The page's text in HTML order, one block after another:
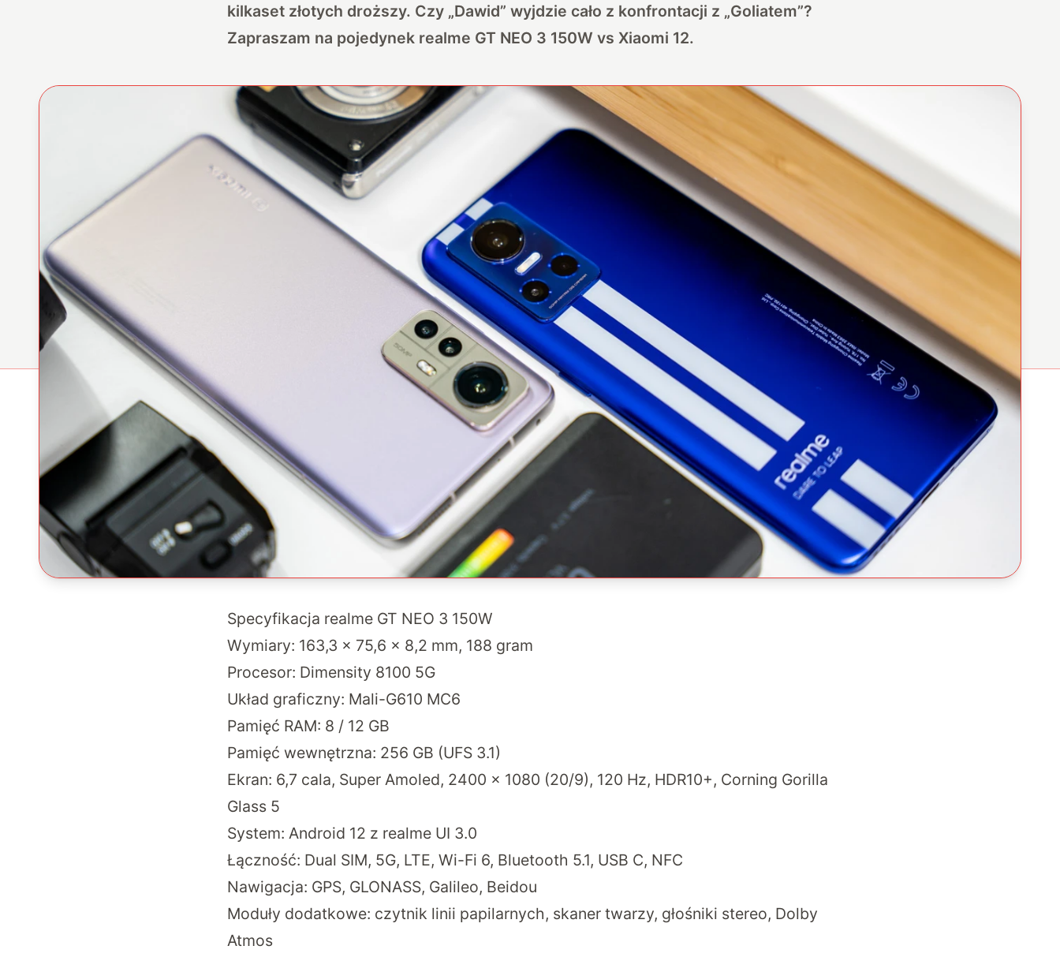
kilkaset złotych droższy. Czy „Dawid” wyjdzie cało z konfrontacji z „Goliatem”?
Zapraszam na pojedynek realme GT NEO 3 150W vs Xiaomi 12.
Specyfikacja realme GT NEO 3 150W
Wymiary: 163,3 × 75,6 × 8,2 mm, 188 gram
Procesor: Dimensity 8100 5G
Układ graficzny: Mali-G610 MC6
Pamięć RAM: 8 / 12 GB
Pamięć wewnętrzna: 256 GB (UFS 3.1)
Ekran: 6,7 cala, Super Amoled, 2400 x 1080 (20/9), 120 Hz, HDR10+, Corning Gorilla
Glass 5
System: Android 12 z realme UI 3.0
Łączność: Dual SIM, 5G, LTE, Wi-Fi 6, Bluetooth 5.1, USB C, NFC
Nawigacja: GPS, GLONASS, Galileo, Beidou
Moduły dodatkowe: czytnik linii papilarnych, skaner twarzy, głośniki stereo, Dolby
Atmos